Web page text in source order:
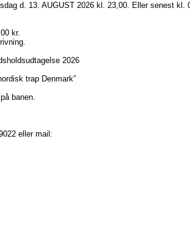
d. 13. AUGUST 2026 kl. 23,00. Eller senest kl.
kr.
2026
trap Denmark”
banen.
eller mail: